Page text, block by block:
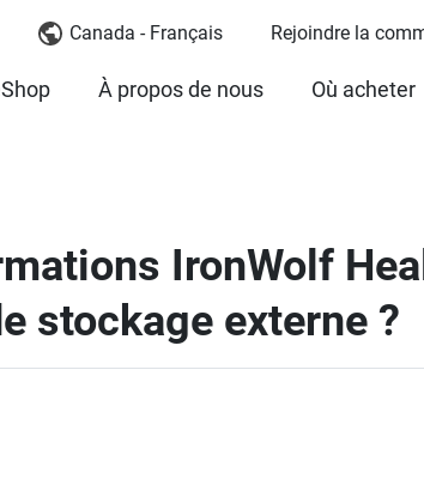
Canada - Français Rejoindre la
À propos de nous Où acheter
IronWolf
stockage externe ?